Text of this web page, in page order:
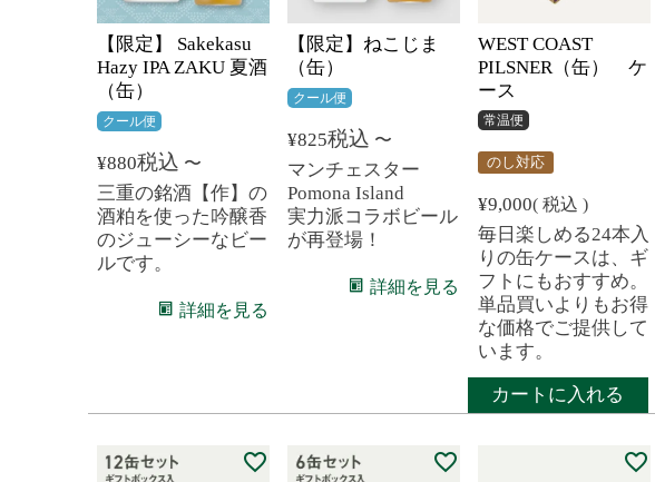
【限定】 Sakekasu
Hazy IPA ZAKU 夏酒
（缶）
クール便
¥880税込 〜
三重の銘酒【作】の
酒粕を使った吟醸香
のジューシーなビー
ルです。
詳細を見る
【限定】ねこじま
（缶）
クール便
¥825税込 〜
マンチェスター
Pomona Island
実力派コラボビール
が再登場！
詳細を見る
WEST COAST
PILSNER（缶） ケ
ース
常温便
のし対応
¥9,000 税込
毎日楽しめる24本入
りの缶ケースは、ギ
フトにもおすすめ。
単品買いよりもお得
な価格でご提供して
います。
カートに入れる